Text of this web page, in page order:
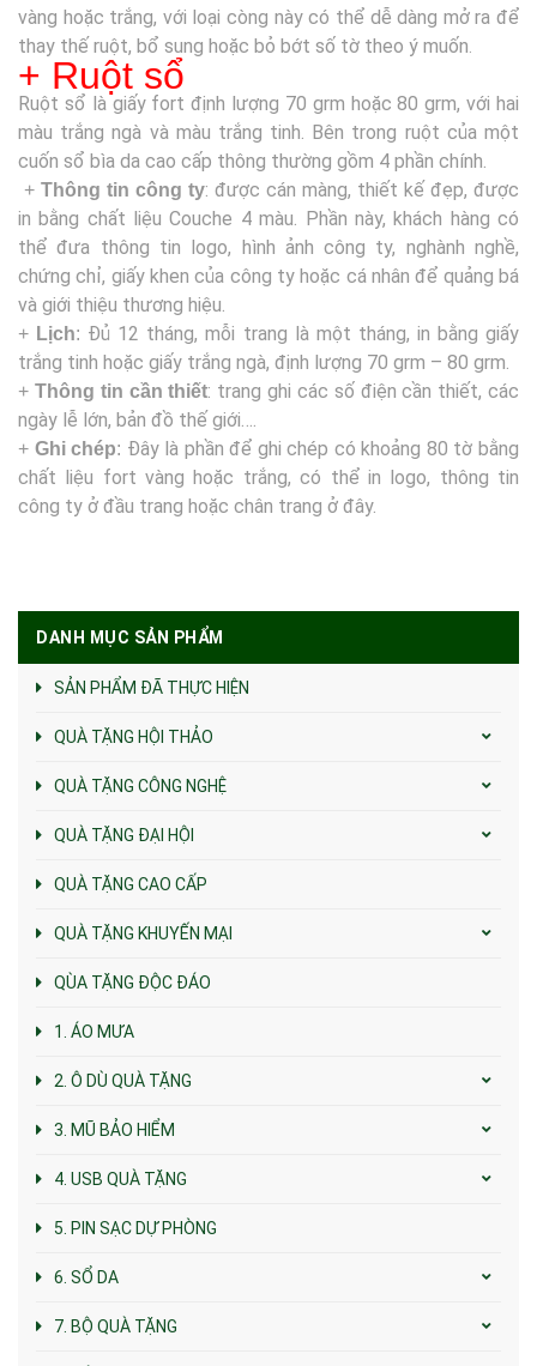
vàng hoặc trắng, với loại còng này có thể dễ dàng mở ra để
thay thế ruột, bổ sung hoặc bỏ bớt số tờ theo ý muốn
+ Ruột sổ
Ruột sổ là giấy fort định lượng 70 grm hoặc 80 grm, với hai
màu trắng ngà và màu trắng tinh. Bên trong ruột của một
cuốn sổ bìa da cao cấp thông thường gồm 4 phần chính.
+ Thông tin công ty: được cán màng, thiết kế đẹp, được
in bằng chất liệu Couche 4 màu. Phần này, khách hàng có
thể đưa thông tin logo, hình ảnh công ty, nghành nghề,
chứng chỉ, giấy khen của công ty hoặc cá nhân để quảng bá
và giới thiệu thương hiệu.
+ Lịch: Đủ 12 tháng, mỗi trang là một tháng, in bằng giấy
trắng tinh hoặc giấy trắng ngà, định lượng 70 grm – 80 grm.
+ Thông tin cần thiết: trang ghi các số điện cần thiết, các
ngày lễ lớn, bản đồ thế giới….
+ Ghi chép: Đây là phần để ghi chép có khoảng 80 tờ bằng
chất liệu fort vàng hoặc trắng, có thể in logo, thông tin
công ty ở đầu trang hoặc chân trang ở đây.
DANH MỤC SẢN PHẨM
SẢN PHẨM ĐÃ THỰC HIỆN
QUÀ TẶNG HỘI THẢO
QUÀ TẶNG CÔNG NGHỆ
QUÀ TẶNG ĐẠI HỘI
QUÀ TẶNG CAO CẤP
QUÀ TẶNG KHUYẾN MẠI
QÙA TẶNG ĐỘC ĐÁO
1. ÁO MƯA
2. Ô DÙ QUÀ TẶNG
3. MŨ BẢO HIỂM
4. USB QUÀ TẶNG
5. PIN SẠC DỰ PHÒNG
6. SỔ DA
7. BỘ QUÀ TẶNG